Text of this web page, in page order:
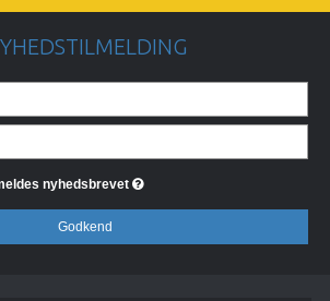
nyhedsbrevet
Godkend